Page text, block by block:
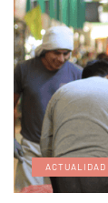
ACTUALIDAD